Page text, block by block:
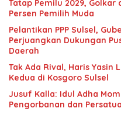
Tatap Pemilu 2029, Golkar
Persen Pemilih Muda
Pelantikan PPP Sulsel,
Perjuangkan Dukungan
Daerah
Tak Ada Rival, Haris Yasin
Kedua di Kosgoro Sulsel
Jusuf Kalla: Idul Adha
Pengorbanan dan